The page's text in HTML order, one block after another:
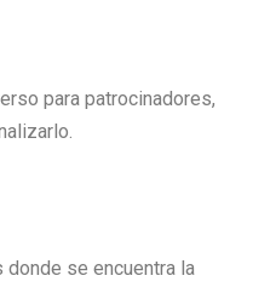
para patrocinadores,
se encuentra la